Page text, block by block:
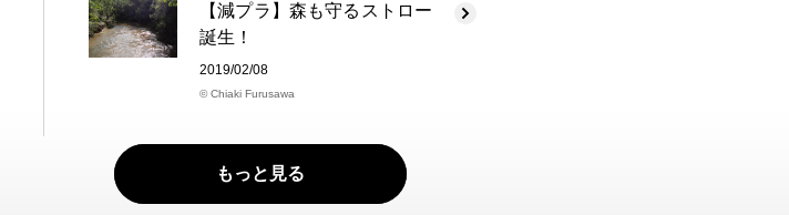
【減プラ】森も守るストロー
誕生！
2019/02/08
© Chiaki Furusawa
もっと見る